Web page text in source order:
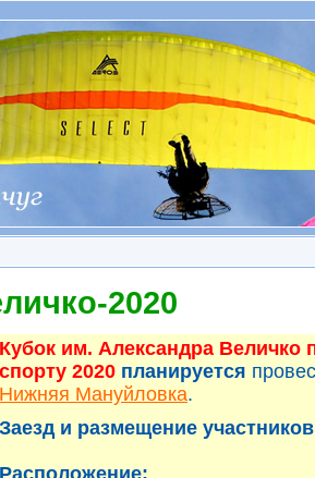
2020
Кубок им. Александра Величко
спорту 2020 планируется
Нижняя Мануйловка.
Заезд и размещение
Расположение: